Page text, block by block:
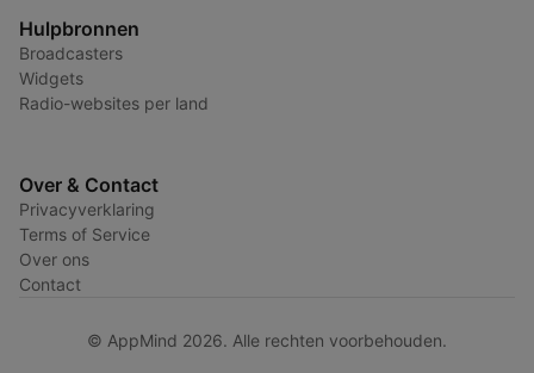
Hulpbronnen
Broadcasters
Widgets
Radio-websites per land
Over & Contact
Privacyverklaring
Terms of Service
Over ons
Contact
© AppMind 2026. Alle rechten voorbehouden.